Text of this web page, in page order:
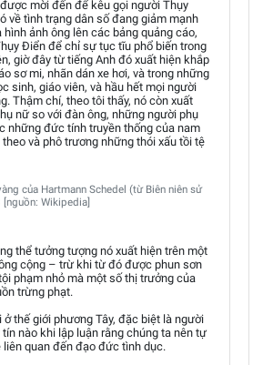
mời đến để kêu gọi người Thụy
về tình trạng dân số đang giảm mạnh
ảnh ông lên các bảng quảng cáo,
Điển để chỉ sự tục tĩu phổ biến trong
giờ đây từ tiếng Anh đó xuất hiện khắp
sơ mi, nhãn dán xe hơi, và trong những
sinh, giáo viên, và hầu hết mọi người
Thậm chí, theo tôi thấy, nó còn xuất
nữ so với đàn ông, những người phụ
những đức tính truyền thống của nam
và phô trương những thói xấu tồi tệ
của Hartmann Schedel (từ Biên niên sử
Wikipedia]
thể tưởng tượng nó xuất hiện trên một
cộng – trừ khi từ đó được phun sơn
phạm nhỏ mà một số thị trưởng của
trừng phạt.
ở thế giới phương Tây, đặc biệt là người
tín nào khi lập luận rằng chúng ta nên tự
liên quan đến đạo đức tình dục.